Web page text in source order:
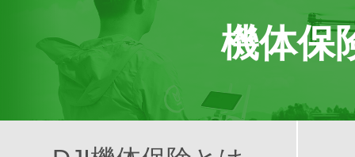
賠償保険
機体保険
機体保